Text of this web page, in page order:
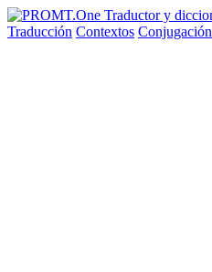
Traducción Contextos Conjugación